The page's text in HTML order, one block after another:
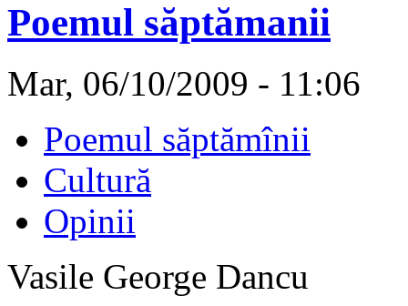
Poemul săptămanii
Mar, 06/10/2009 - 11:06
Poemul săptămînii
Cultură
Opinii
Vasile George Dancu